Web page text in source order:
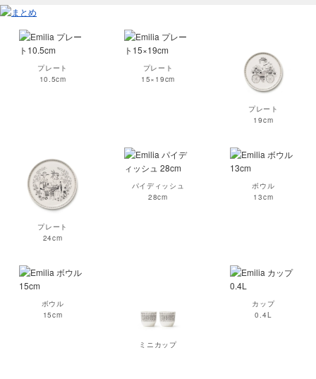
プレート
10.5cm
プレート
15×19cm
プレート
19cm
プレート
24cm
パイディッシュ
28cm
ボウル
13cm
ボウル
15cm
ミニカップ
カップ
0.4L